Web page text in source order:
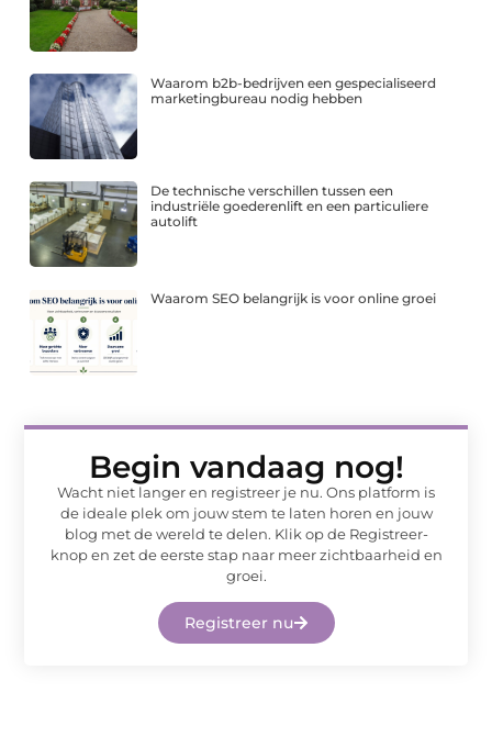
Waarom b2b-bedrijven een gespecialiseerd
marketingbureau nodig hebben
De technische verschillen tussen een
industriële goederenlift en een particuliere
autolift
Waarom SEO belangrijk is voor online groei
Begin vandaag nog!
Wacht niet langer en registreer je nu. Ons platform is
de ideale plek om jouw stem te laten horen en jouw
blog met de wereld te delen. Klik op de Registreer-
knop en zet de eerste stap naar meer zichtbaarheid en
groei.
Registreer nu